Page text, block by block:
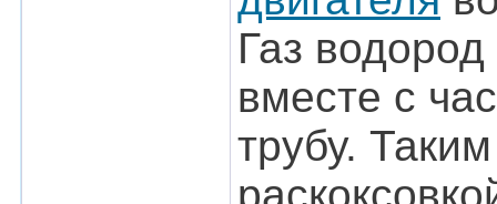
Газ
вместе с
трубу.